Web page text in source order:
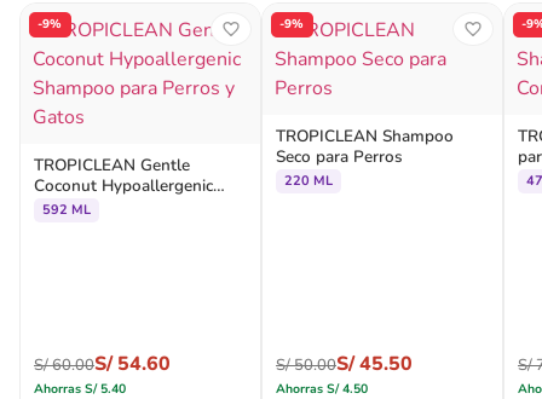
-9%
TROPICLEAN Gentle
Coconut Hypoallergenic
Shampoo para Perros y
592 ML
S/60.00S/54.60
Ahorras S/5.40
-9%
TROPICLEAN Shampoo
Seco para Perros
220 ML
S/50.00S/45.50
Ahorras S/4.50
-
S/